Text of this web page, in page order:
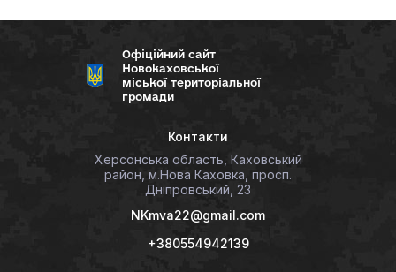
Офіційний сайт
Новокаховської
міської територіальної
громади
Контакти
Херсонська область, Каховський
район, м.Нова Каховка, просп.
Дніпровський, 23
NKmva22@gmail.com
+380554942139